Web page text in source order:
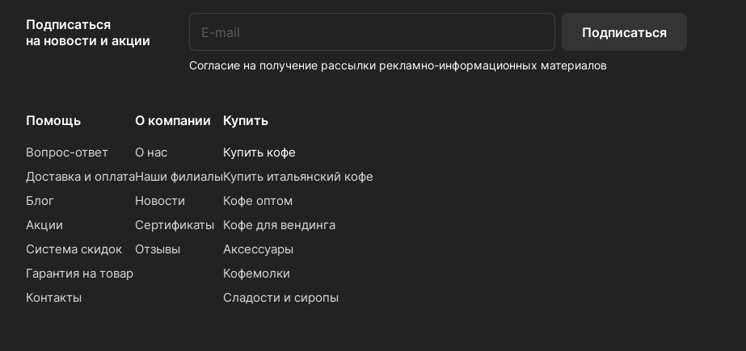
Подписаться
на новости и акции
Подписаться
Согласие на получение рассылки рекламно-информационных материалов
Помощь
Вопрос-ответ
Доставка и оплата
Блог
Акции
Система скидок
Гарантия на товар
Контакты
О компании
О нас
Наши филиалы
Новости
Сертификаты
Отзывы
Купить
Купить кофе
Купить итальянский кофе
Кофе оптом
Кофе для вендинга
Аксессуары
Кофемолки
Сладости и сиропы